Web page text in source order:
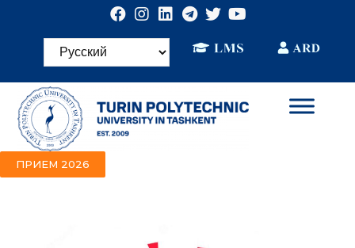
ПРИЕМ 2026